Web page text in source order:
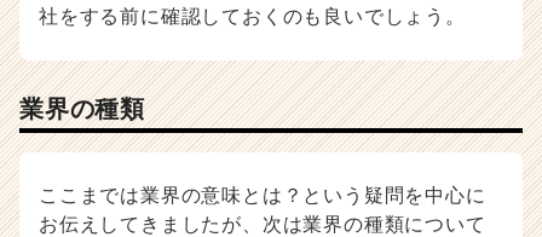
社をする前に確認しておくのも良いでしょう。
業界の種類
ここまでは業界の意味とは？という疑問を中心に
お伝えしてきましたが、次は業界の種類について